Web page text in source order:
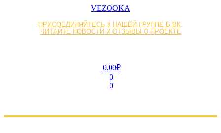
VEZOOKA
ПРИСОЕДИНЯЙТЕСЬ К НАШЕЙ ГРУППЕ В ВК,
ЧИТАЙТЕ НОВОСТИ И ОТЗЫВЫ О ПРОЕКТЕ
0,00₽
0
0